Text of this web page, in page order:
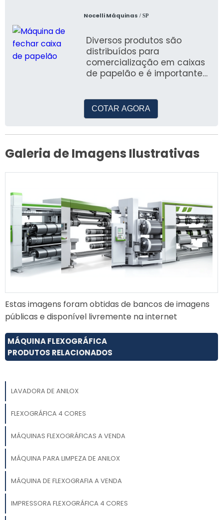
Nocelli Máquinas / SP
Diversos produtos são
distribuídos para
comercialização em caixas
de papelão e é importante
gar
COTAR AGORA
Galeria de Imagens Ilustrativas
Estas imagens foram obtidas de bancos de imagens
públicas e disponível livremente na internet
MÁQUINA FLEXOGRÁFICA
PRODUTOS RELACIONADOS
LAVADORA DE ANILOX
FLEXOGRÁFICA 4 CORES
MÁQUINAS FLEXOGRÁFICAS A VENDA
MÁQUINA PARA LIMPEZA DE ANILOX
MÁQUINA DE FLEXOGRAFIA A VENDA
IMPRESSORA FLEXOGRÁFICA 4 CORES